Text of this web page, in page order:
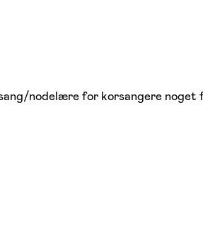
nodelære for korsangere